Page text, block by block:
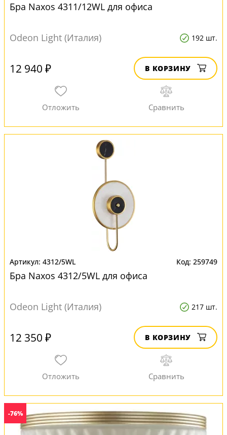
Бра Naxos 4311/12WL для офиса
Odeon Light (Италия) 192 шт.
12 940 ₽ В КОРЗИНУ
4312/5WL 259749
Бра Naxos 4312/5WL для офиса
Odeon Light (Италия) 217 шт.
12 350 ₽ В КОРЗИНУ
-76%